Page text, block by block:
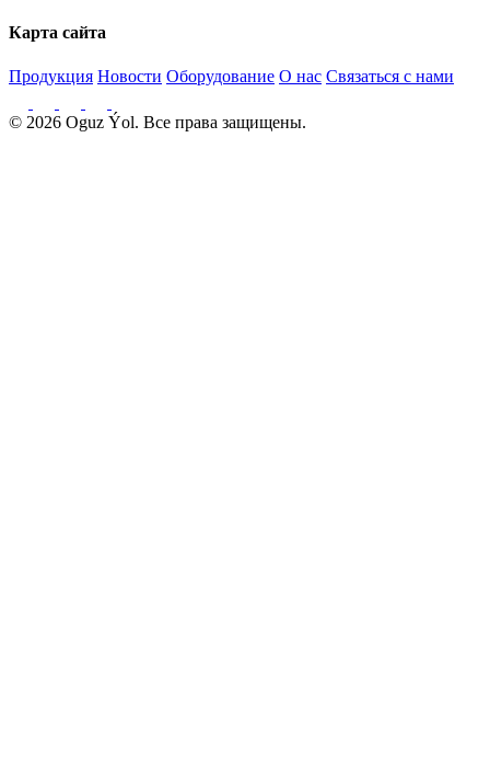
Карта сайта
Продукция Новости Оборудование О нас Связаться с нами
© 2026 Oguz Ýol. Все права защищены.